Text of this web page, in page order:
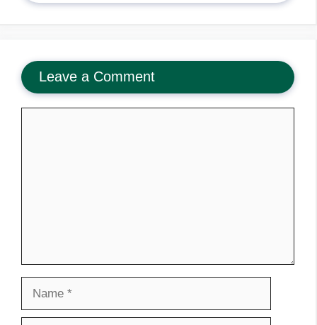
Leave a Comment